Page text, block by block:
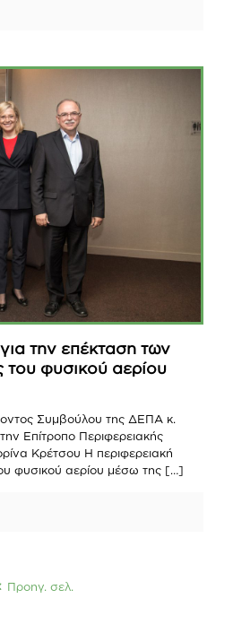
την επέκταση των
του φυσικού αερίου
Συμβούλου της ΔΕΠΑ κ.
Επίτροπο Περιφερειακής
Κρέτσου Η περιφερειακή
φυσικού αερίου μέσω της […]
Προηγ. σελ.